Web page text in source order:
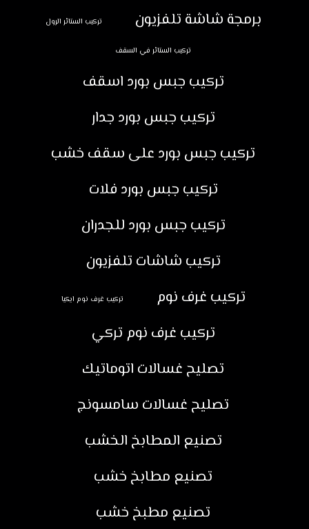
برمجة شاشة تلفزيون
تركيب الستائر الرول
تركيب الستائر في السقف
تركيب جبس بورد اسقف
تركيب جبس بورد جدار
تركيب جبس بورد على سقف خشب
تركيب جبس بورد فلات
تركيب جبس بورد للجدران
تركيب شاشات تلفزيون
تركيب غرف نوم
تركيب غرف نوم ايكيا
تركيب غرف نوم تركي
تصليح غسالات اتوماتيك
تصليح غسالات سامسونج
تصنيع المطابخ الخشب
تصنيع مطابخ خشب
تصنيع مطبخ خشب